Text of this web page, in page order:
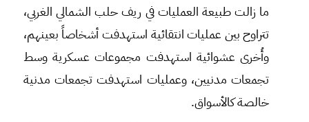
ما زالت طبيعة العمليات في ريف حلب الشمالي الغربي،
تتراوح بين عمليات انتقائية استهدفت أشخاصاً بعينهم،
وأُخرى عشوائية استهدفت مجموعات عسكرية وسط
تجمعات مدنيين، وعمليات استهدفت تجمعات مدنية
خالصة كالأسواق.